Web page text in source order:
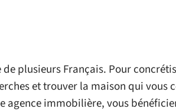
plusieurs Français. Pour
et trouver la maison qui vous
agence immobilière, vous